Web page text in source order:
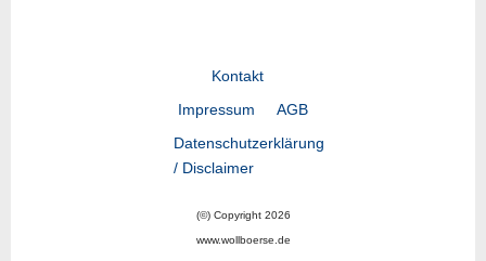
Kontakt
Impressum
AGB
Datenschutzerklärung
/ Disclaimer
(©) Copyright 2026
www.wollboerse.de